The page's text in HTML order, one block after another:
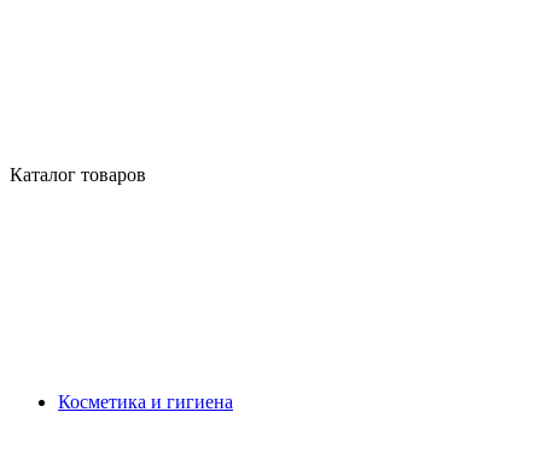
Каталог товаров
Косметика и гигиена